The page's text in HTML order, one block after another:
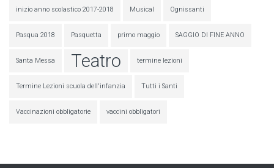
inizio anno scolastico 2017-2018 Musical Ognissanti
Pasqua 2018 Pasquetta primo maggio SAGGIO DI FINE ANNO
Santa Messa Teatro termine lezioni
Termine Lezioni scuola dell'infanzia Tutti i Santi
Vaccinazioni obbligatorie vaccini obbligatori